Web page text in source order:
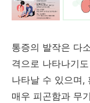
통증의 발작은 다
격으로 나타나기
나타날 수 있으며,
매우 피곤함과 무